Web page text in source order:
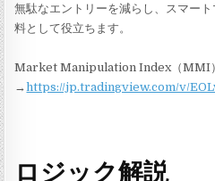
無駄なエントリーを減らし、スマー
料として役立ちます。
Market Manipulation Index（MMI）
→https://jp.tradingview.com/v/
ロジック解説